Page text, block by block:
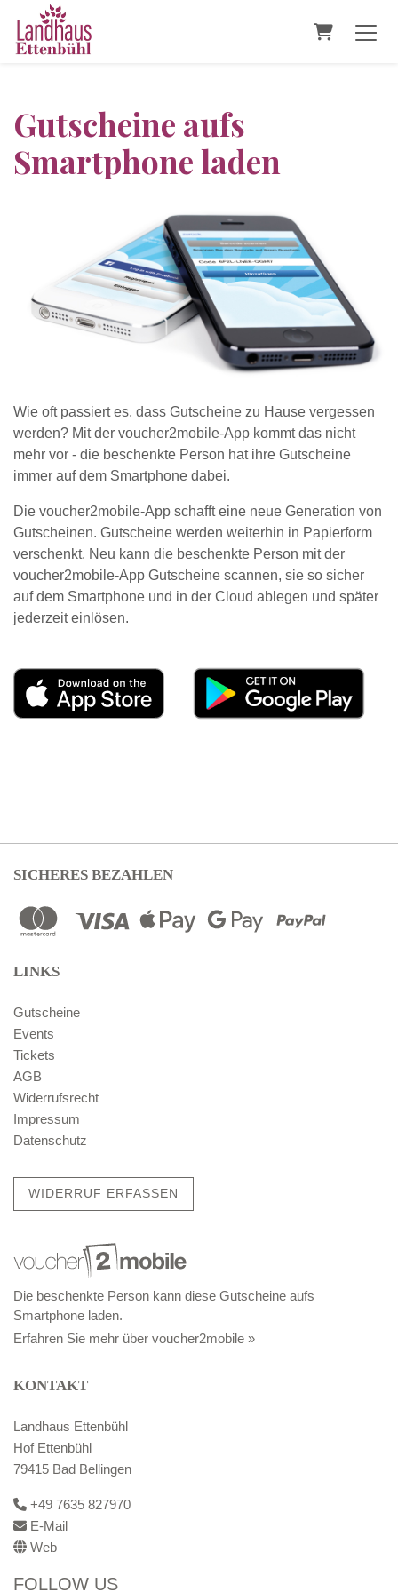
Gutscheine aufs
Smartphone laden
Wie oft passiert es, dass Gutscheine zu Hause vergessen
werden? Mit der voucher2mobile-App kommt das nicht
mehr vor - die beschenkte Person hat ihre Gutscheine
immer auf dem Smartphone dabei.
Die voucher2mobile-App schafft eine neue Generation von
Gutscheinen. Gutscheine werden weiterhin in Papierform
verschenkt. Neu kann die beschenkte Person mit der
voucher2mobile-App Gutscheine scannen, sie so sicher
auf dem Smartphone und in der Cloud ablegen und später
jederzeit einlösen.
SICHERES BEZAHLEN
LINKS
Gutscheine
Events
Tickets
AGB
Widerrufsrecht
Impressum
Datenschutz
WIDERRUF ERFASSEN
Die beschenkte Person kann diese Gutscheine aufs
Smartphone laden.
Erfahren Sie mehr über voucher2mobile »
KONTAKT
Landhaus Ettenbühl
Hof Ettenbühl
79415 Bad Bellingen
+49 7635 827970
E-Mail
Web
FOLLOW US